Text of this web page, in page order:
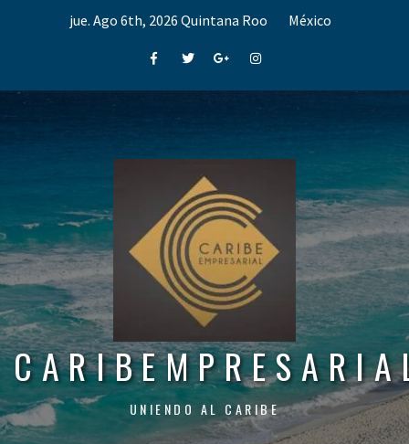
jue. Ago 6th, 2026 Quintana Roo México
FacebookTwitterGoogle+Instagram
UNIENDO AL CARIBE